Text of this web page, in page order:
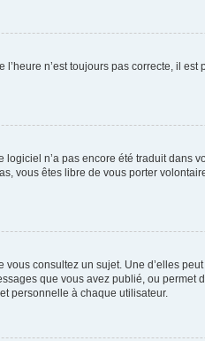
n’est toujours pas correcte, il
n’a pas encore été traduit dans
vous êtes libre de vous porter
consultez un sujet. Une d’elles
que vous avez publié, ou
personnelle à chaque utilisateur.